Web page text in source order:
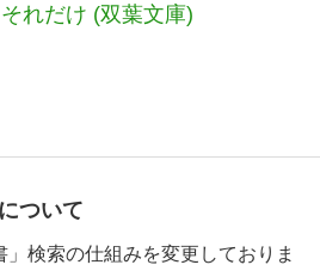
れだけ (双葉文庫)
ついて
検索の仕組みを変更しておりま